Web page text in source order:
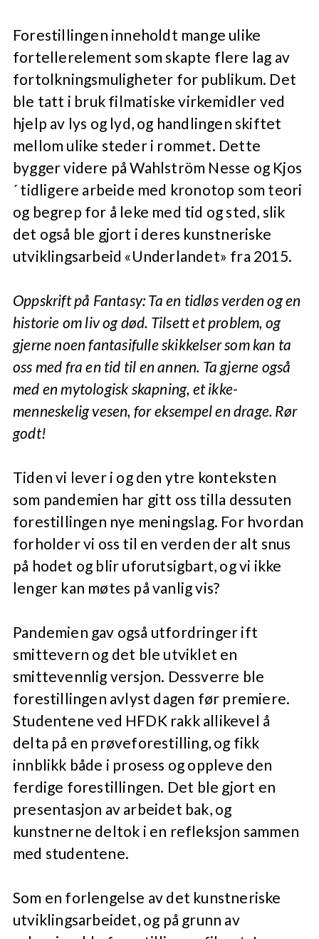
Forestillingen inneholdt mange ulike
fortellerelement som skapte flere lag av
fortolkningsmuligheter for publikum. Det
ble tatt i bruk filmatiske virkemidler ved
hjelp av lys og lyd, og handlingen skiftet
mellom ulike steder i rommet. Dette
bygger videre på Wahlström Nesse og Kjos
´ tidligere arbeide med kronotop som teori
og begrep for å leke med tid og sted, slik
det også ble gjort i deres kunstneriske
utviklingsarbeid «Underlandet» fra 2015.
Oppskrift på Fantasy: Ta en tidløs verden og en
historie om liv og død. Tilsett et problem, og
gjerne noen fantasifulle skikkelser som kan ta
oss med fra en tid til en annen. Ta gjerne også
med en mytologisk skapning, et ikke-
menneskelig vesen, for eksempel en drage. Rør
godt!
Tiden vi lever i og den ytre konteksten
som pandemien har gitt oss tilla dessuten
forestillingen nye meningslag. For hvordan
forholder vi oss til en verden der alt snus
på hodet og blir uforutsigbart, og vi ikke
lenger kan møtes på vanlig vis?
Pandemien gav også utfordringer ift
smittevern og det ble utviklet en
smittevennlig versjon. Dessverre ble
forestillingen avlyst dagen før premiere.
Studentene ved HFDK rakk allikevel å
delta på en prøveforestilling, og fikk
innblikk både i prosess og oppleve den
ferdige forestillingen. Det ble gjort en
presentasjon av arbeidet bak, og
kunstnerne deltok i en refleksjon sammen
med studentene.
Som en forlengelse av det kunstneriske
utviklingsarbeidet, og på grunn av